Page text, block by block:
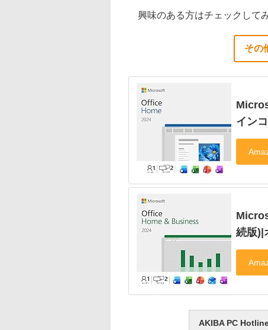
興味のある方はチェックして
その
イン
続版)|
AKIBA PC